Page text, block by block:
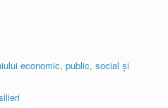
economic, public, social și